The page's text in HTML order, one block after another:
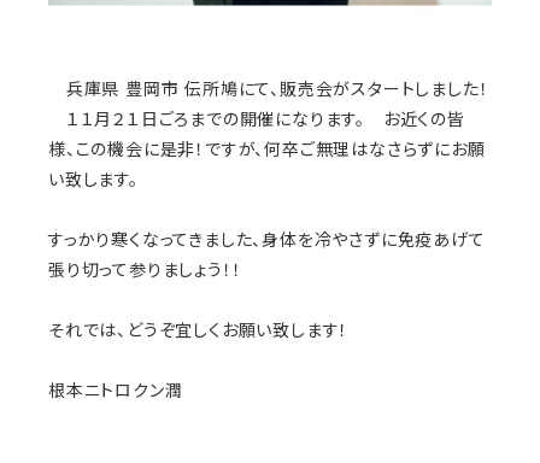
兵庫県 豊岡市 伝所鳩にて、販売会がスタートしました！
１１月２１日ごろまでの開催になります。 お近くの皆
様、この機会に是非！ですが、何卒ご無理はなさらずにお願
い致します。
すっかり寒くなってきました、身体を冷やさずに免疫あげて
張り切って参りましょう！！
それでは、どうぞ宜しくお願い致します！
根本ニトロクン潤